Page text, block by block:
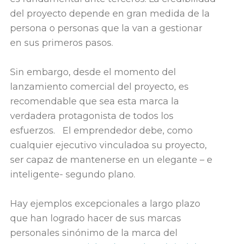
del proyecto depende en gran medida de la
persona o personas que la van a gestionar
en sus primeros pasos.
Sin embargo, desde el momento del
lanzamiento comercial del proyecto, es
recomendable que sea esta marca la
verdadera protagonista de todos los
esfuerzos. El emprendedor debe, como
cualquier ejecutivo vinculadoa su proyecto,
ser capaz de mantenerse en un elegante – e
inteligente- segundo plano.
Hay ejemplos excepcionales a largo plazo
que han logrado hacer de sus marcas
personales sinónimo de la marca del